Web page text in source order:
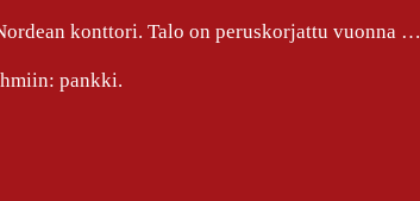
konttori. Talo on peruskorjattu vuonna …
pankki.